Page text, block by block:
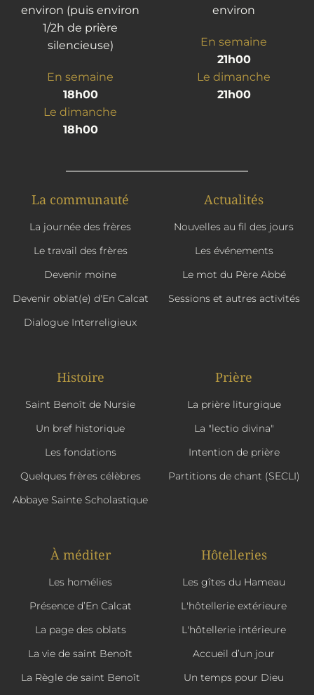
environ (puis environ
1/2h de prière
silencieuse)
En semaine
18h00
Le dimanche
18h00
environ
En semaine
21h00
Le dimanche
21h00
La communauté
La journée des frères
Le travail des frères
Devenir moine
Devenir oblat(e) d'En Calcat
Dialogue Interreligieux
Actualités
Nouvelles au fil des jours
Les événements
Le mot du Père Abbé
Sessions et autres activités
Histoire
Saint Benoît de Nursie
Un bref historique
Les fondations
Quelques frères célèbres
Abbaye Sainte Scholastique
Prière
La prière liturgique
La "lectio divina"
Intention de prière
Partitions de chant (SECLI)
À méditer
Les homélies
Présence d’En Calcat
La page des oblats
La vie de saint Benoît
La Règle de saint Benoît
Hôtelleries
Les gîtes du Hameau
L'hôtellerie extérieure
L'hôtellerie intérieure
Accueil d’un jour
Un temps pour Dieu